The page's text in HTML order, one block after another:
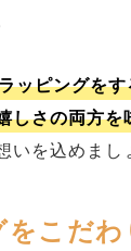
ッピングを
しさの両方
いを込めまし
こだ